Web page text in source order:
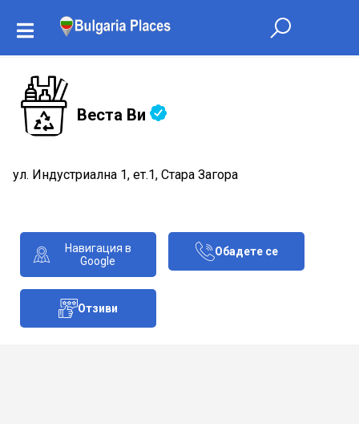
Веста Ви
ул. Индустриална 1, ет.1, Стара Загора
Навигация в
Google
Обадете се
Отзиви